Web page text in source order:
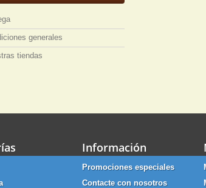
generales
tiendas
Información
Promociones especiales
Contacte con nosotros